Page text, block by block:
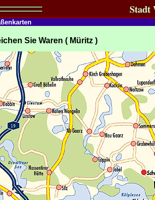
Stadt
Sie Waren ( Müritz )